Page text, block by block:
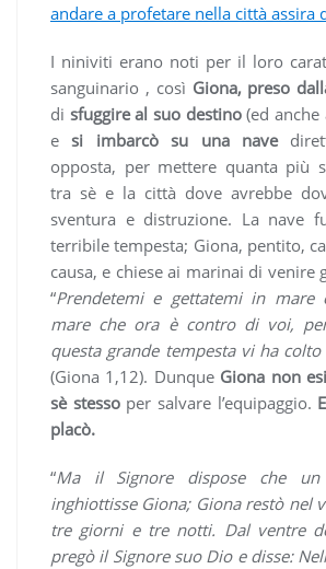
andare a profetare nella città assira
I niniviti erano noti per il loro
sanguinario , così Giona, preso
di sfuggire al suo destino(ed anche
esi imbarcò su una nave
opposta, per mettere quanta più
tra sè e la città dove avrebbe
sventura e distruzione. La nave
terribile tempesta; Giona, pentito,
causa, e chiese ai marinai di venire
“Prendetemi e gettatemi in mare
mare che ora è contro di voi,
questa grande tempesta vi ha
(Giona 1,12). Dunque Giona non
sè stessoper salvare l’equipaggio.
placò.
“Ma il Signore dispose che un
inghiottisse Giona; Giona restò nel
tre giorni e tre notti. Dal ventre
pregò il Signore suo Dio e disse: